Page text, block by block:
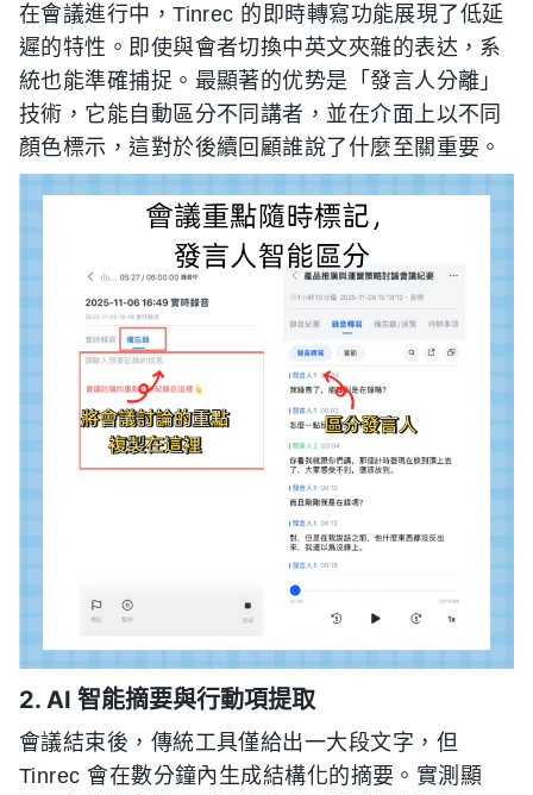
在會議進行中，Tinrec 的即時轉寫功能展現了低延
遲的特性。即使與會者切換中英文夾雜的表达，系
統也能準確捕捉。最顯著的优势是「發言人分離」
技術，它能自動區分不同講者，並在介面上以不同
顏色標示，這對於後續回顧誰說了什麼至關重要。
2. AI 智能摘要與行動項提取
會議結束後，傳統工具僅給出一大段文字，但
Tinrec 會在數分鐘內生成結構化的摘要。實測顯